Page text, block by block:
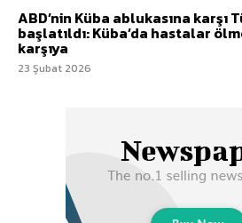
ABD’nin Küba ablukasına karşı
başlatıldı: Küba’da hastalar
karşıya
23 Şubat 2026